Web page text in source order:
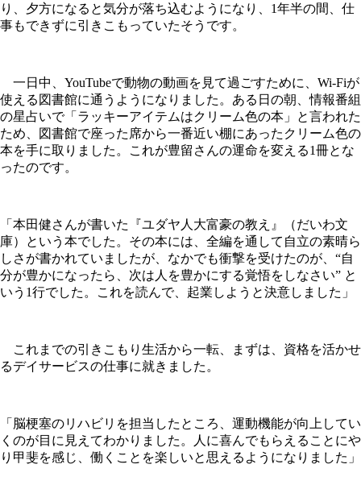
り、夕方になると気分が落ち込むようになり、1年半の間、仕
事もできずに引きこもっていたそうです。
一日中、YouTubeで動物の動画を見て過ごすために、Wi-Fiが
使える図書館に通うようになりました。ある日の朝、情報番組
の星占いで「ラッキーアイテムはクリーム色の本」と言われた
ため、図書館で座った席から一番近い棚にあったクリーム色の
本を手に取りました。これが豊留さんの運命を変える1冊とな
ったのです。
「本田健さんが書いた『ユダヤ人大富豪の教え』（だいわ文
庫）という本でした。その本には、全編を通して自立の素晴ら
しさが書かれていましたが、なかでも衝撃を受けたのが、“自
分が豊かになったら、次は人を豊かにする覚悟をしなさい” と
いう1行でした。これを読んで、起業しようと決意しました」
これまでの引きこもり生活から一転、まずは、資格を活かせ
るデイサービスの仕事に就きました。
「脳梗塞のリハビリを担当したところ、運動機能が向上してい
くのが目に見えてわかりました。人に喜んでもらえることにや
り甲斐を感じ、働くことを楽しいと思えるようになりました」